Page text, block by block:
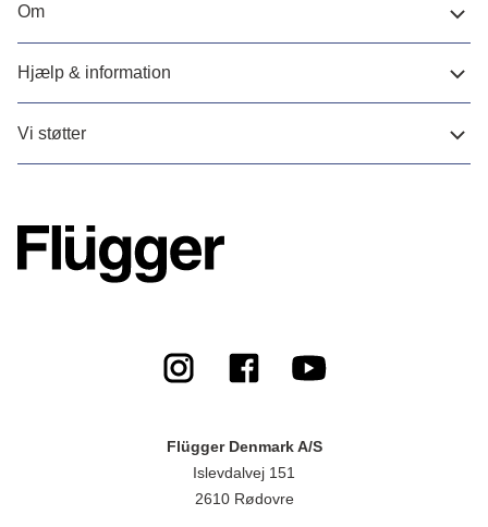
Om
Hjælp & information
Vi støtter
Flügger Denmark A/S
Islevdalvej 151
2610 Rødovre